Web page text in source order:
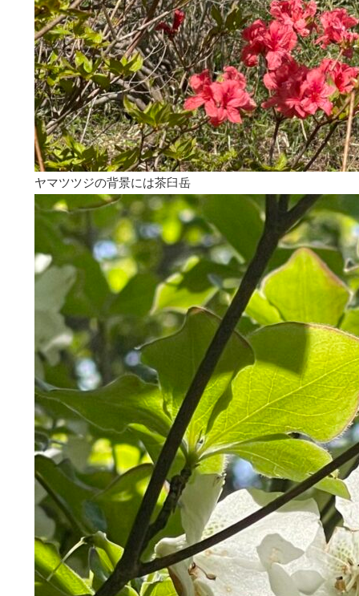
ヤマツツジの背景には茶臼岳